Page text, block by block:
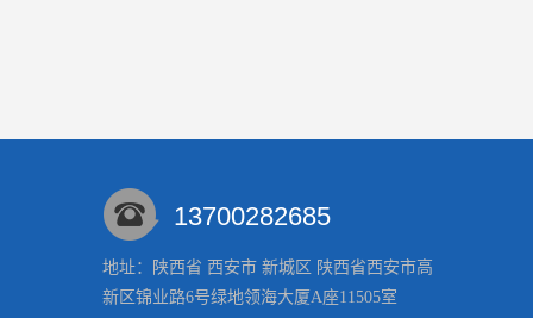
13700282685
地址：陕西省 西安市 新城区 陕西省西安市高
新区锦业路6号绿地领海大厦A座11505室